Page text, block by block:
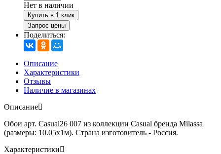
Нет в наличии
Купить в 1 клик
Запрос цены
Поделиться:
Описание
Характеристики
Отзывы
Наличие в магазинах
Описание
Обои арт. Casual26 007 из коллекции Casual бренда Milassa
(размеры: 10.05х1м). Страна изготовитель - Россия.
Характеристики